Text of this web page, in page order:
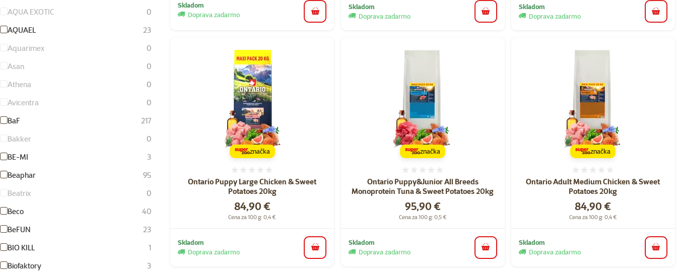
AQUA EXOTIC
0
AQUAEL
23
Aquarimex
0
Asan
0
Athena
0
Avicentra
0
BaF
217
Bakker
0
BE-MI
3
Beaphar
95
Beatrix
0
Beco
40
BeFUN
23
BIO KILL
1
Biofaktory
3
Skladom
Doprava zadarmo
do košíka
Skladom
Doprava zadarmo
do košíka
Skladom
Doprava zadarmo
do
Ontario Puppy Large Chicken & Sweet
Potatoes 20kg
Cena
84,90 €
Cena za 100 g: 0,4 €
značka
Skladom
Doprava zadarmo
do košíka
Ontario Puppy&Junior All Breeds
Monoprotein Tuna & Sweet Potatoes 20kg
Cena
95,90 €
Cena za 100 g: 0,5 €
značka
Skladom
Doprava zadarmo
do košíka
Ontario Adult Medium Chicken & Sweet
Potatoes 20kg
Cena
84,90 €
Cena za 100 g: 0,4 €
značka
Skladom
Doprava zadarmo
do